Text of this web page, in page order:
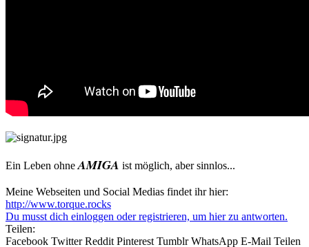
Ein Leben ohne AMIGA ist möglich, aber sinnlos...
Meine Webseiten und Social Medias findet ihr hier:
http://www.torque.rocks
Du musst dich einloggen oder registrieren, um hier zu antworten.
Teilen:
Facebook Twitter Reddit Pinterest Tumblr WhatsApp E-Mail Teilen